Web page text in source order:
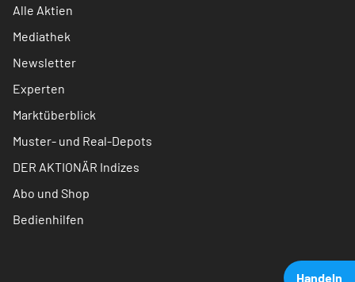
Handeln
Alle Aktien
Mediathek
Newsletter
Experten
Marktüberblick
Muster- und Real-Depots
DER AKTIONÄR Indizes
Abo und Shop
Bedienhilfen